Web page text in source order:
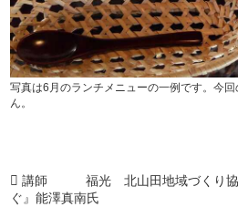
写真は6月のランチメニューの一例です。今
ん。
 講師 福光 北山田地域づくり協
ぐ』能澤真南氏